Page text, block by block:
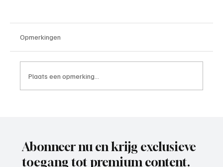
Opmerkingen
Plaats een opmerking...
Abonneer nu en krijg exclusieve
toegang tot premium content.